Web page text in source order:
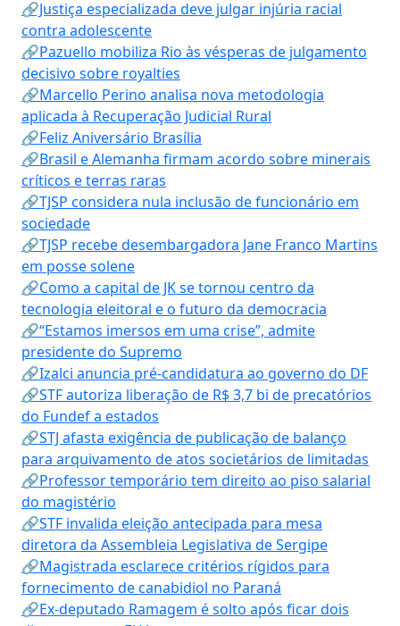
🔗Justiça especializada deve julgar injúria racial
contra adolescente
🔗Pazuello mobiliza Rio às vésperas de julgamento
decisivo sobre royalties
🔗Marcello Perino analisa nova metodologia
aplicada à Recuperação Judicial Rural
🔗Feliz Aniversário Brasília
🔗Brasil e Alemanha firmam acordo sobre minerais
críticos e terras raras
🔗TJSP considera nula inclusão de funcionário em
sociedade
🔗TJSP recebe desembargadora Jane Franco Martins
em posse solene
🔗Como a capital de JK se tornou centro da
tecnologia eleitoral e o futuro da democracia
🔗“Estamos imersos em uma crise”, admite
presidente do Supremo
🔗Izalci anuncia pré-candidatura ao governo do DF
🔗STF autoriza liberação de R$ 3,7 bi de precatórios
do Fundef a estados
🔗STJ afasta exigência de publicação de balanço
para arquivamento de atos societários de limitadas
🔗Professor temporário tem direito ao piso salarial
do magistério
🔗STF invalida eleição antecipada para mesa
diretora da Assembleia Legislativa de Sergipe
🔗Magistrada esclarece critérios rígidos para
fornecimento de canabidiol no Paraná
🔗Ex-deputado Ramagem é solto após ficar dois